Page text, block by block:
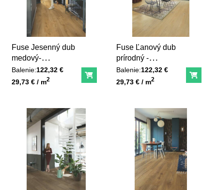
Fuse Jesenný dub
medový-
SGMPC20323
Balenie:122,32 €
Unit price
29,73 € / m2 Do košíka
Fuse Ľanový dub
prírodný -
SGMPC20320
Balenie:122,32 €
Unit price
29,73 € / m2 Do